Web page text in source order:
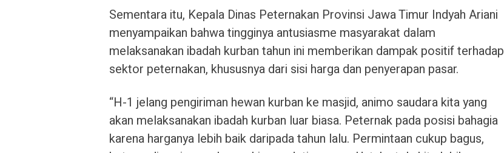
Sementara itu, Kepala Dinas Peternakan Provinsi Jawa Timur Indyah Ariani
menyampaikan bahwa tingginya antusiasme masyarakat dalam
melaksanakan ibadah kurban tahun ini memberikan dampak positif terhadap
sektor peternakan, khususnya dari sisi harga dan penyerapan pasar.
“H-1 jelang pengiriman hewan kurban ke masjid, animo saudara kita yang
akan melaksanakan ibadah kurban luar biasa. Peternak pada posisi bahagia
karena harganya lebih baik daripada tahun lalu. Permintaan cukup bagus,